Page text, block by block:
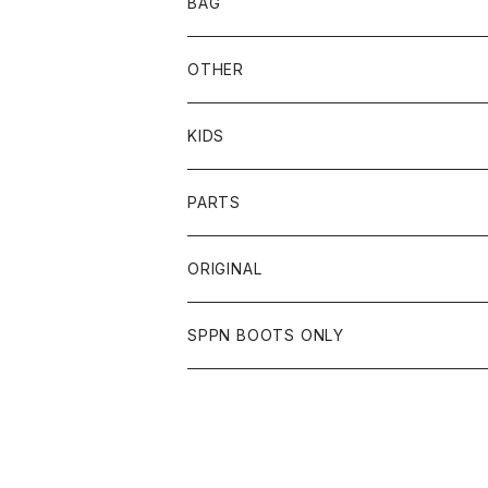
TOPS
TOPS
CAP
SCHOTT
OTHER
SHIRTS
VANSON
OTHER
SHIRTS
TOYS McCOY
OTHER
TOPS
VIN&AGE
WEAR
HARLEY DAVIDSON
DIN MARKET
72JAM
リード工業
JRP
CHURCHILL
NAPA
DIN MARKET
DEGNER
ROUGH TAIL
DIN MARKET
STREAM TRAIL
BAG
OTHER
LEUS
HTC
SLOW WEAR LION
STANCE
KIDS
PARTS
ORIGINAL
TOPS
SPPN BOOTS ONLY